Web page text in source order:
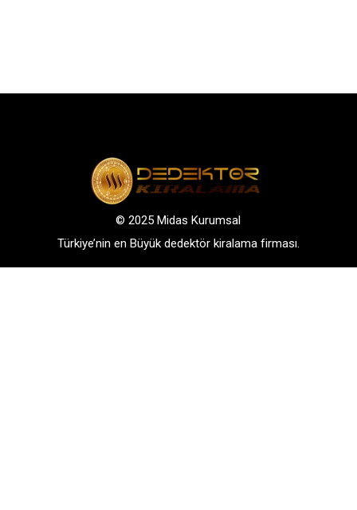
© 2025 Midas Kurumsal
Türkiye’nin en Büyük dedektör kiralama firması.